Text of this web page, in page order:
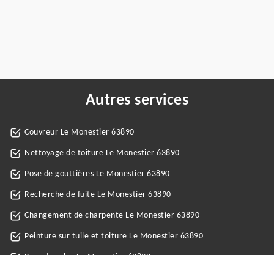
Autres services
Couvreur Le Monestier 63890
Nettoyage de toiture Le Monestier 63890
Pose de gouttières Le Monestier 63890
Recherche de fuite Le Monestier 63890
Changement de charpente Le Monestier 63890
Peinture sur tuile et toiture Le Monestier 63890